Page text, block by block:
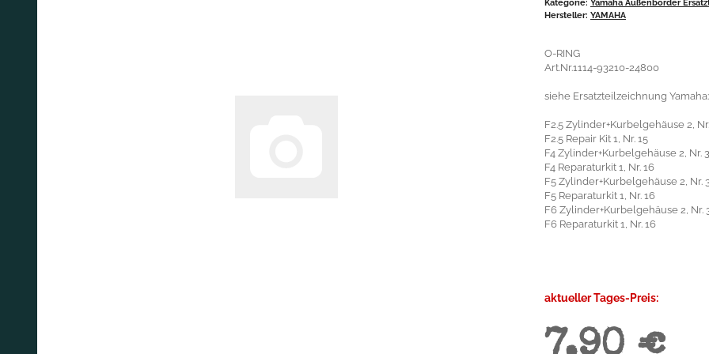
Hersteller: YAMAHA
O-RING
Art.Nr.1114-93210-24800
siehe Ersatzteilzeichnung Yamaha:
F2.5 Zylinder+Kurbelgehäuse 2,
F2.5 Repair Kit 1, Nr. 15
F4 Zylinder+Kurbelgehäuse 2, Nr.
F4 Reparaturkit 1, Nr. 16
F5 Zylinder+Kurbelgehäuse 2, Nr.
F5 Reparaturkit 1, Nr. 16
F6 Zylinder+Kurbelgehäuse 2, Nr.
F6 Reparaturkit 1, Nr. 16
aktueller Tages-Preis: